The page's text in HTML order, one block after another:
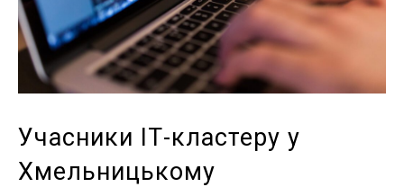
Учасники ІТ-кластеру у
Хмельницькому